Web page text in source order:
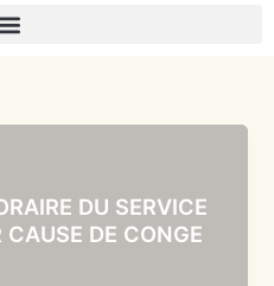
DU SERVICE
DE CONGE